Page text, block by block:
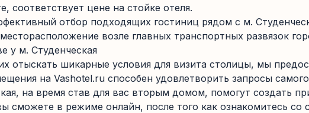
соответствует цене на стойке отеля.
отбор подходящих гостиниц рядом с м.
возле главных транспортных развязок
у м. Студенческая
отыскать шикарные условия для визита столицы, мы
на Vashotel.ru способен удовлетворить запросы
на время став для вас вторым домом, помогут создать
сможете в режиме онлайн, после того как ознакомитесь